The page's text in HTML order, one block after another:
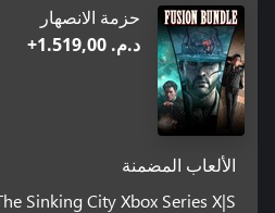
حزمة الانصهار
د.م.‏ 1.519,00+
الألعاب المضمنة
Sinking City Xbox Series X|S